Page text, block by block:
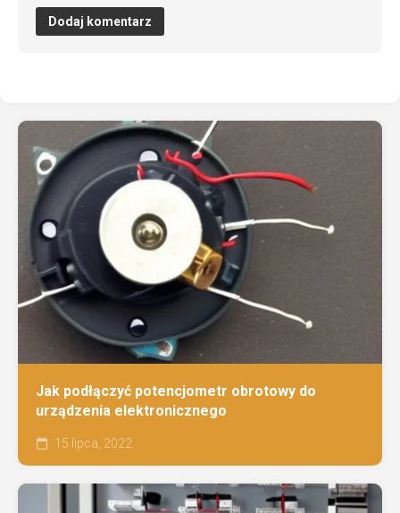
Jak podłączyć potencjometr obrotowy do
urządzenia elektronicznego
15 lipca, 2022